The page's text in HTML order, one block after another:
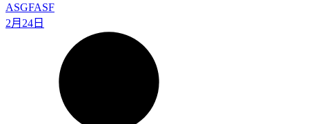
ASGFASF
2月24日